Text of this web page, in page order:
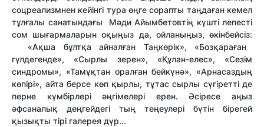
соцреализмнен кейінгі тура өңге сорапты таңдаған кемел
тұлғалы санатындағы Мәди Айымбетовтің күшті лепесті
сом шығармаларын оқыңыз да, ойланыңыз, өкінбейсіз:
«Ақша бұлтқа айналған Таңкөрік», «Бозқараған
гүлдегенде», «Сырлы зерен», «Құлан-елес», «Сезім
синдромы», «Тамұқтан оралған бейкүнә», «Арнасаздың
көпірі», айта берсе көп қырлы, тұтас сырлы сүгіретті де
перне күмбірлері әңгімелері ерен. Әсіресе аңыз
әфсаналық деңгейдегі тың теңеулері бүтін бірегей
қызықты тірі галерея дүр...